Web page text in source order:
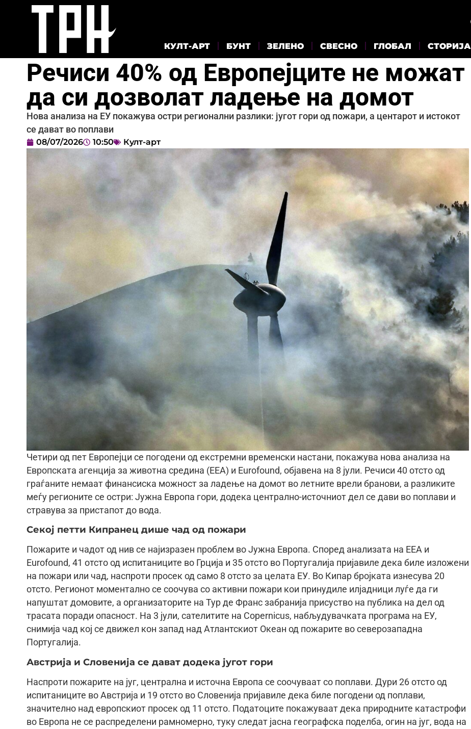
КУЛТ-АРТ БУНТ ЗЕЛЕНО СВЕСНО ГЛОБАЛ СТОРИЈА
Речиси 40% од Европејците не можат
да си дозволат ладење на домот
Нова анализа на ЕУ покажува остри регионални разлики: југот гори од пожари, а центарот и истокот
се дават во поплави
08/07/2026 10:50 Култ-арт
Четири од пет Европејци се погодени од екстремни временски настани, покажува нова анализа на
Европската агенција за животна средина (ЕЕА) и Eurofound, објавена на 8 јули. Речиси 40 отсто од
граѓаните немаат финансиска можност за ладење на домот во летните врели бранови, а разликите
меѓу регионите се остри: Јужна Европа гори, додека централно-источниот дел се дави во поплави и
стравува за пристапот до вода.
Секој петти Кипранец дише чад од пожари
Пожарите и чадот од нив се најизразен проблем во Јужна Европа. Според анализата на ЕЕА и
Eurofound, 41 отсто од испитаниците во Грција и 35 отсто во Португалија пријавиле дека биле изложени
на пожари или чад, наспроти просек од само 8 отсто за целата ЕУ. Во Кипар бројката изнесува 20
отсто. Регионот моментално се соочува со активни пожари кои принудиле илјадници луѓе да ги
напуштат домовите, а организаторите на Тур де Франс забранија присуство на публика на дел од
трасата поради опасност. На 3 јули, сателитите на Copernicus, набљудувачката програма на ЕУ,
снимија чад кој се движел кон запад над Атлантскиот Океан од пожарите во северозападна
Португалија.
Австрија и Словенија се дават додека југот гори
Наспроти пожарите на југ, централна и источна Европа се соочуваат со поплави. Дури 26 отсто од
испитаниците во Австрија и 19 отсто во Словенија пријавиле дека биле погодени од поплави,
значително над европскиот просек од 11 отсто. Податоците покажуваат дека природните катастрофи
во Европа не се распределени рамномерно, туку следат јасна географска поделба, огин на југ, вода на